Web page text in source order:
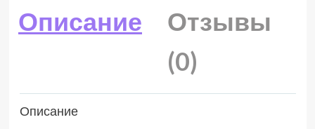
Описание
Отзывы
(0)
Описание